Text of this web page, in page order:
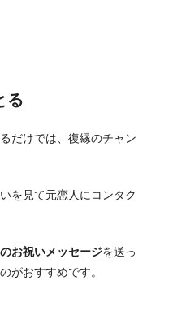
る
だけでは、復縁のチャン
を見て元恋人にコンタク
お祝いメッセージを送っ
のがおすすめです。